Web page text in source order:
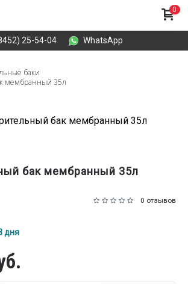
25-54-04 WhatsApp
0
баки
мембранный 35л
бак мембранный 35л
0 отзывов
дня